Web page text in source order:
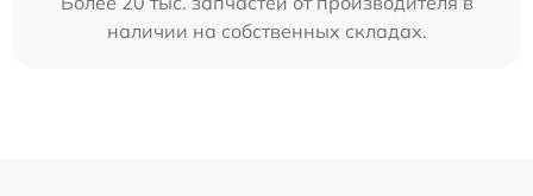
наличии на собственных складах.